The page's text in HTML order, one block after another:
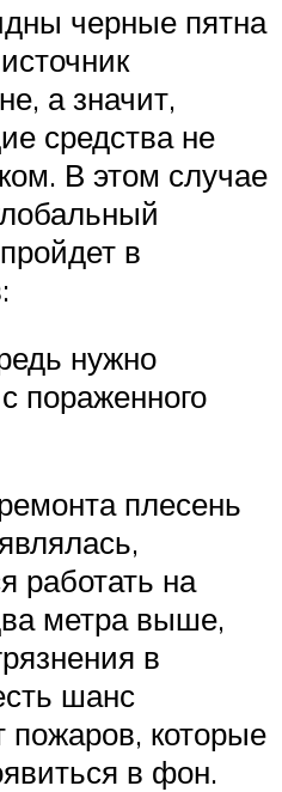
черные пятна
а значит,
средства не
В этом случае
в
нужно
пораженного
плесень
работать на
метра выше,
в
шанс
пожаров, которые
в фон.